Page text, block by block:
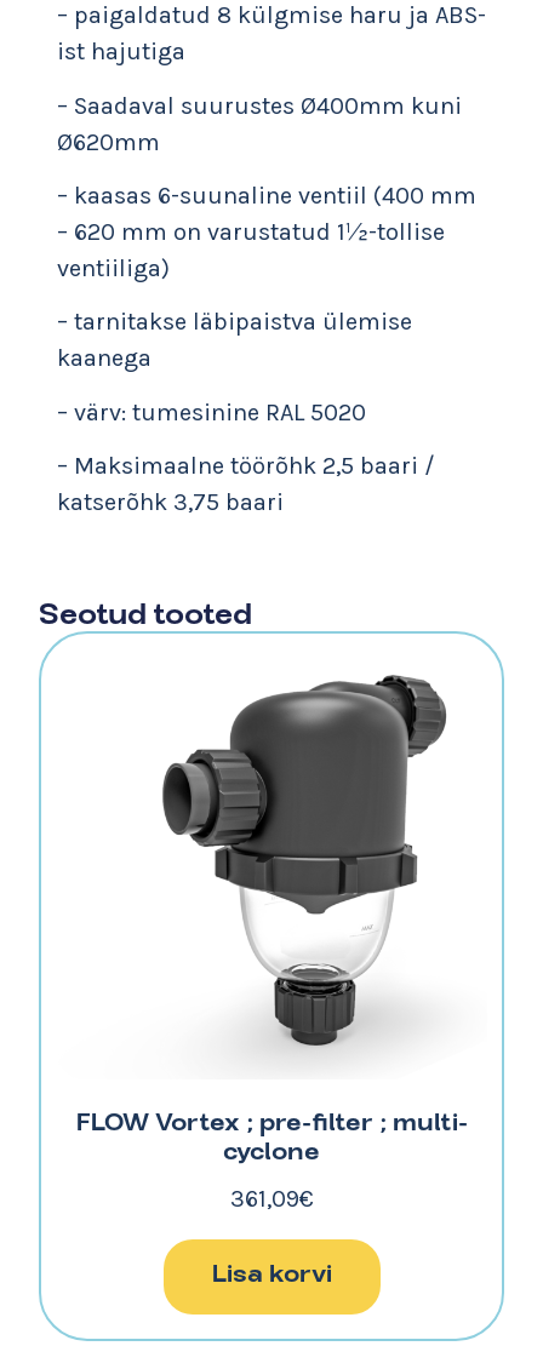
– paigaldatud 8 külgmise haru ja ABS-
ist hajutiga
– Saadaval suurustes Ø400mm kuni
Ø620mm
– kaasas 6-suunaline ventiil (400 mm
– 620 mm on varustatud 1½-tollise
ventiiliga)
– tarnitakse läbipaistva ülemise
kaanega
– värv: tumesinine RAL 5020
– Maksimaalne töörõhk 2,5 baari /
katserõhk 3,75 baari
Seotud tooted
FLOW Vortex ; pre-filter ; multi-
cyclone
361,09€
Lisa korvi